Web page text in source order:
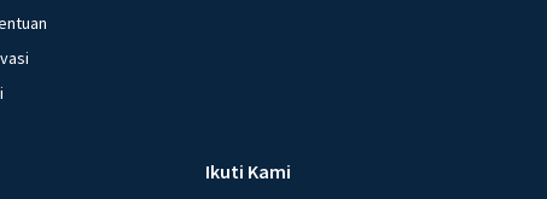
Ikuti Kami